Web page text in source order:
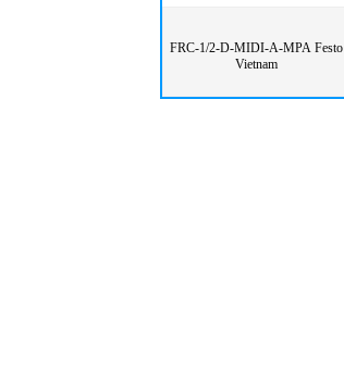
FRC-1/2-D-MIDI-A-MPA Festo
Vietnam